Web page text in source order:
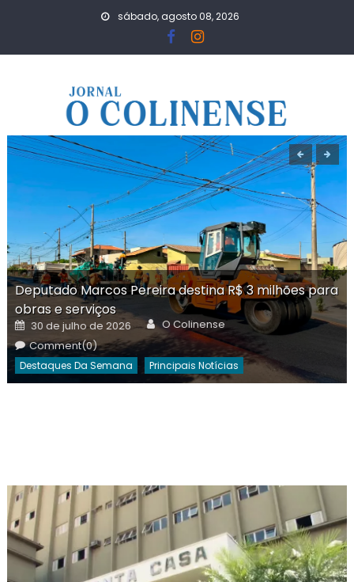
sábado, agosto 08, 2026
Deputado Marcos Pereira destina R$ 3 milhões para
obras e serviços
Posted
on
30 de julho de 2026 Author
O Colinense
Comment(0)
Destaques Da Semana Principais Notícias